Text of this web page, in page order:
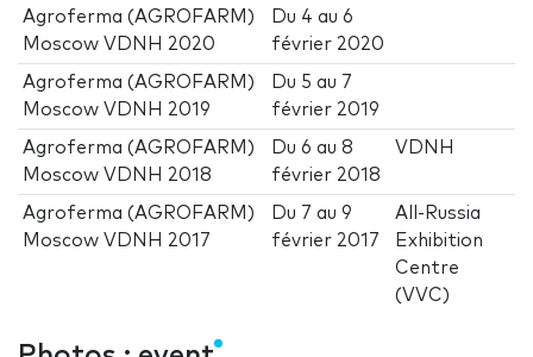
Agroferma (AGROFARM)
Moscow VDNH 2020
Du 4 au6
février 2020
Agroferma (AGROFARM)
Moscow VDNH 2019
Du 5 au 7
février 2019
Agroferma (AGROFARM)
Moscow VDNH 2018
Du6 au8
février 2018
VDNH
Agroferma (AGROFARM)
Moscow VDNH 2017
Du 7 au9
février 2017
All-Russia
Exhibition
Centre
(VVC)